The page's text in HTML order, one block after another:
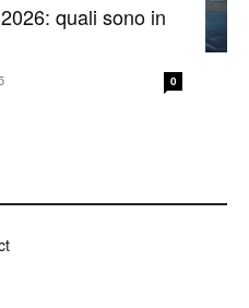
quali sono in
0